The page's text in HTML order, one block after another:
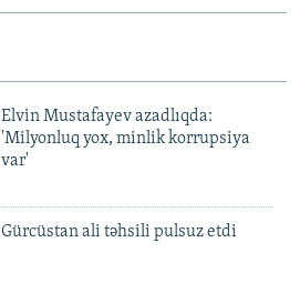
Elvin Mustafayev azadlıqda:
'Milyonluq yox, minlik korrupsiya
var'
Gürcüstan ali təhsili pulsuz etdi